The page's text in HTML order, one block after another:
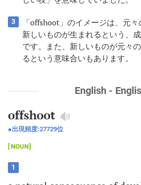
3
「offshoot」のイメージは、元
新しいものが生まれるという、
です。また、新しいものが元々
るという意味合いもあります。
English -
offshoot
出現頻度:27729位
NOUN
1